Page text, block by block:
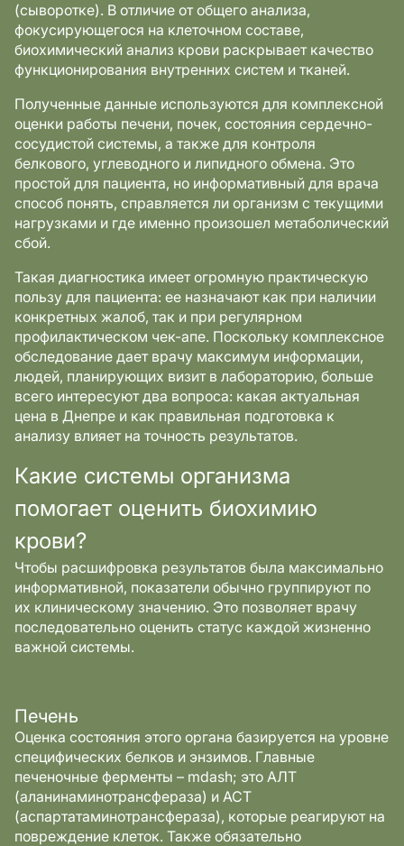
(сыворотке). В отличие от общего анализа,
фокусирующегося на клеточном составе,
биохимический анализ крови раскрывает качество
функционирования внутренних систем и тканей.
Полученные данные используются для комплексной
оценки работы печени, почек, состояния сердечно-
сосудистой системы, а также для контроля
белкового, углеводного и липидного обмена. Это
простой для пациента, но информативный для врача
способ понять, справляется ли организм с текущими
нагрузками и где именно произошел метаболический
сбой.
Такая диагностика имеет огромную практическую
пользу для пациента: ее назначают как при наличии
конкретных жалоб, так и при регулярном
профилактическом чек-апе. Поскольку комплексное
обследование дает врачу максимум информации,
людей, планирующих визит в лабораторию, больше
всего интересуют два вопроса: какая актуальная
цена в Днепре и как правильная подготовка к
анализу влияет на точность результатов.
Какие системы организма
помогает оценить биохимию
крови?
Чтобы расшифровка результатов была максимально
информативной, показатели обычно группируют по
их клиническому значению. Это позволяет врачу
последовательно оценить статус каждой жизненно
важной системы.
Печень
Оценка состояния этого органа базируется на уровне
специфических белков и энзимов. Главные
печеночные ферменты – mdash; это АЛТ
(аланинаминотрансфераза) и АСТ
(аспартатаминотрансфераза), которые реагируют на
повреждение клеток. Также обязательно